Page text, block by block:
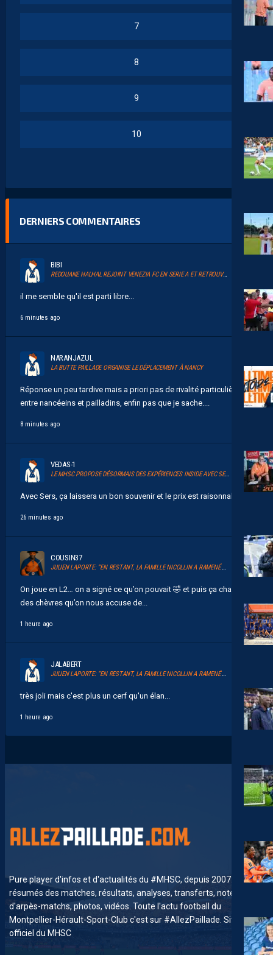
7
8
9
10
DERNIERS COMMENTAIRES
BIBI
REDOUANE HALHAL REJOINT VENEZIA FC EN SERIE A ET RETROUVERA AKOR ADAMS
il me semble qu'il est parti libre...
6 minutes ago
NARANJAZUL
LA BUTTE PAILLADE ORGANISE LE DÉPLACEMENT À NANCY
Réponse un peu tardive mais a priori pas de rivalité particulière
entre nancéeins et pailladins, enfin pas que je sache....
8 minutes ago
VEDAS-1
LE MHSC PROPOSE DÉSORMAIS DES EXPÉRIENCES INSIDE AVEC SERSOU
Avec Sers, ça laissera un bon souvenir et le prix est raisonnable....
26 minutes ago
COUSIN37
JULIEN LAPORTE: “EN RESTANT, LA FAMILLE NICOLLIN A RAMENÉ UN ÉLAN AU CLUB.”
On joue en L2… on a signé ce qu’on pouvait 🤣 et puis ça change
des chèvres qu’on nous accuse de...
1 heure ago
JALABERT
JULIEN LAPORTE: “EN RESTANT, LA FAMILLE NICOLLIN A RAMENÉ UN ÉLAN AU CLUB.”
très joli mais c'est plus un cerf qu'un élan...
1 heure ago
Pure player d'infos et d'actualités du #MHSC, depuis 2007. News,
résumés des matches, résultats, analyses, transferts, notes
d'arpès-matchs, photos, vidéos. Toute l'actu football du
Montpellier-Hérault-Sport-Club c'est sur #AllezPaillade. Site non-
officiel du MHSC